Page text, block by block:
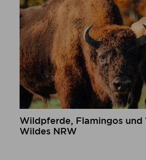
Wildpferde, Flamingos und
Wildes NRW